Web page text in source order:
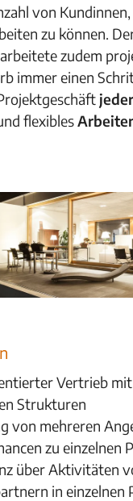
von
zu können.
zudem
immer einen
flexibles
Vertrieb mit
Strukturen
von mehreren
zu einzelnen
über Aktivitäten
in einzelnen